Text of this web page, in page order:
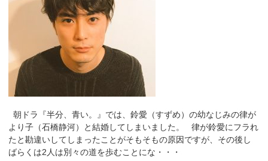
朝ドラ『半分、青い。』では、鈴愛（すずめ）の幼なじみの律が
より子（石橋静河）と結婚してしまいました。 律が鈴愛にフラれ
たと勘違いしてしまったことがそもそもの原因ですが、その後し
ばらくは2人は別々の道を歩むことにな・・・